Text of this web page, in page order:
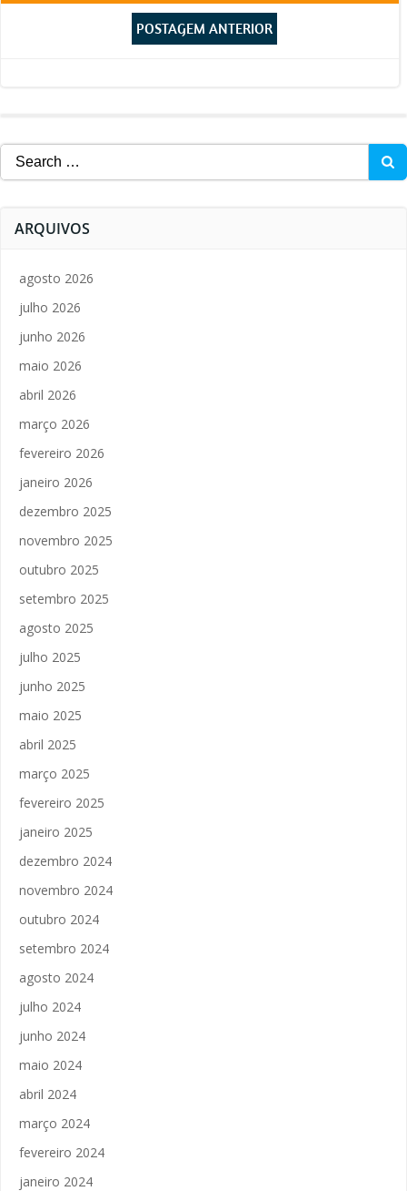
navigation
Post
POSTAGEM ANTERIOR
Search
for:
ARQUIVOS
agosto 2026
julho 2026
junho 2026
maio 2026
abril 2026
março 2026
fevereiro 2026
janeiro 2026
dezembro 2025
novembro 2025
outubro 2025
setembro 2025
agosto 2025
julho 2025
junho 2025
maio 2025
abril 2025
março 2025
fevereiro 2025
janeiro 2025
dezembro 2024
novembro 2024
outubro 2024
setembro 2024
agosto 2024
julho 2024
junho 2024
maio 2024
abril 2024
março 2024
fevereiro 2024
janeiro 2024